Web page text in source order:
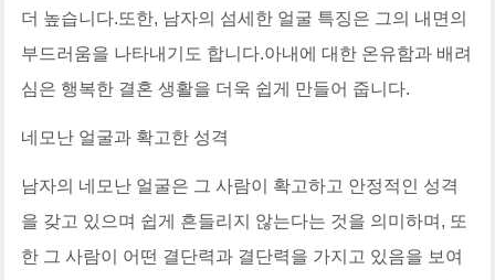
더 높습니다.또한, 남자의 섬세한 얼굴 특징은 그의 내면의
부드러움을 나타내기도 합니다.아내에 대한 온유함과 배려
심은 행복한 결혼 생활을 더욱 쉽게 만들어 줍니다.
네모난 얼굴과 확고한 성격
남자의 네모난 얼굴은 그 사람이 확고하고 안정적인 성격
을 갖고 있으며 쉽게 흔들리지 않는다는 것을 의미하며, 또
한 그 사람이 어떤 결단력과 결단력을 가지고 있음을 보여